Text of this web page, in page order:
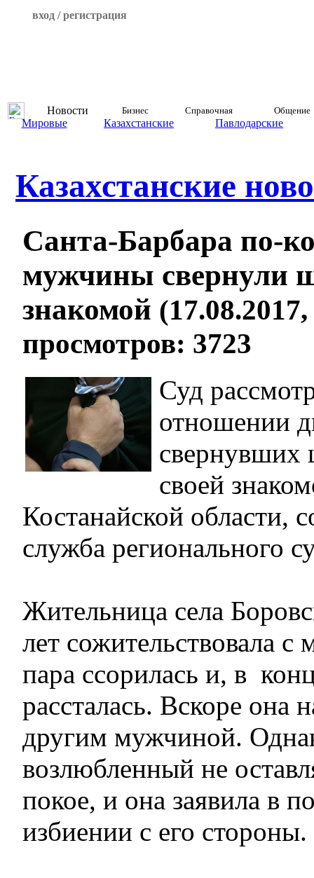
вход / регистрация
Новости Бизнес Справочная Общение
Мировые Казахстанские Павлодарские
Казахстанские
Санта-Барбара по-
мужчины свернули
знакомой
просмотров: 3723
Суд
отношении
своей
Костанайской области,
служба регионального
Жительница села
лет сожительствовала
пара ссорилась и, в
рассталась. Вскоре она
другим мужчиной.
возлюбленный не
покое, и она заявила в
избиении с его стороны.